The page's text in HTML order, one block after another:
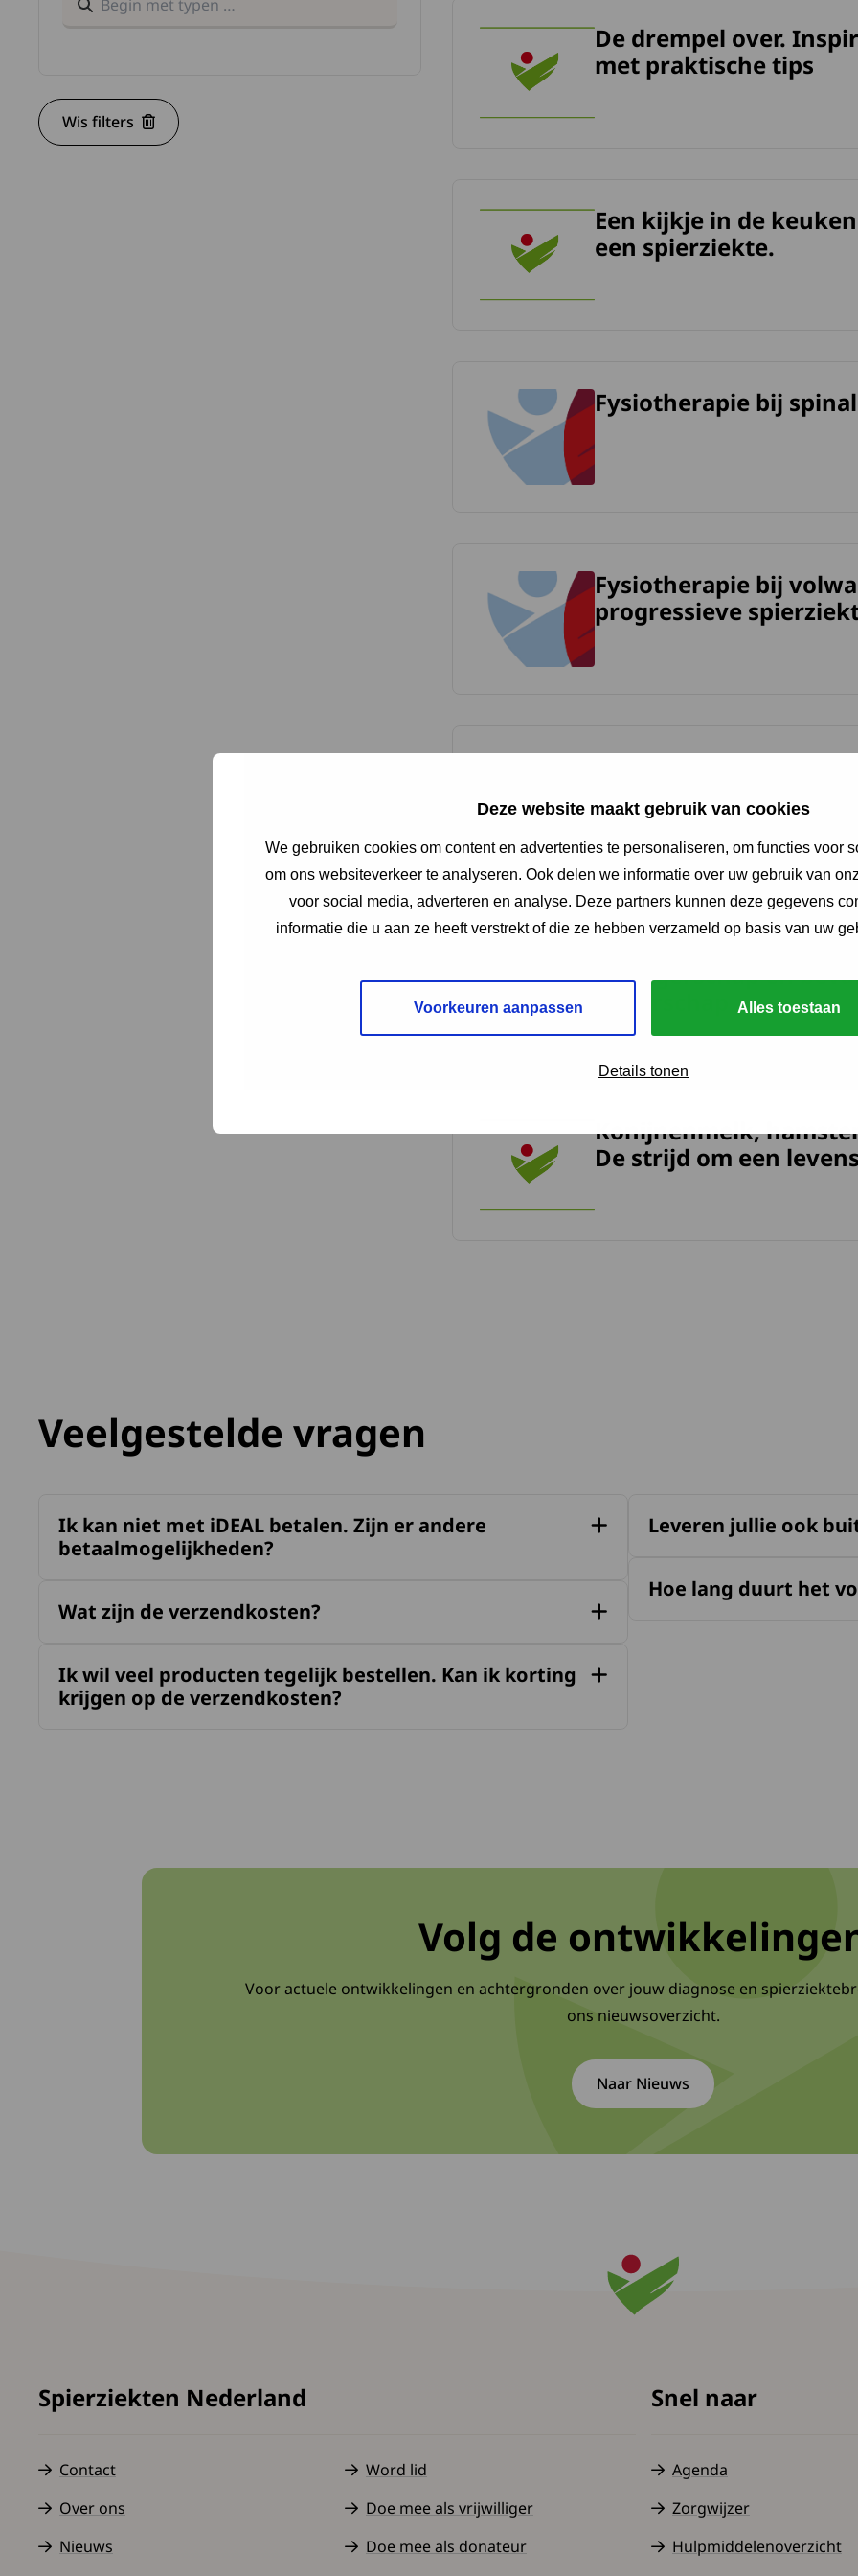
Deze website maakt gebruik van cookies
We gebruiken cookies om content en advertenties te personaliseren, om functies voor
om ons websiteverkeer te analyseren. Ook delen we informatie over uw gebruik van
voor social media, adverteren en analyse. Deze partners kunnen deze gegevens
informatie die u aan ze heeft verstrekt of die ze hebben verzameld op basis van uw
Voorkeuren aanpassen Alles toestaan
Details tonen
Wis filters
De drempel over.
met praktische tips
Lees meer over De drempel over. Inspirerende
Een kijkje in de
een spierziekte.
Lees meer over Een kijkje in de keuken. Lekker koken en eten
Fysiotherapie bij
Lees meer over Fysiotherapie bij spinale musculaire atrofie.
Fysiotherapie bij
progressieve
Lees meer over Fysiotherapie bij volwassenen met een
Kinderwens bij een
zwangerschap en
Lees meer over Kinderwens bij een spierziekte. Informatie
Konijnenmelk,
De strijd om een
Lees meer over Konijnenmelk, hamstercellen & zingende
Veelgestelde vragen
Ik kan niet met iDEAL betalen. Zijn er andere
betaalmogelijkheden?
Wat zijn de verzendkosten?
Ik wil veel producten tegelijk bestellen. Kan ik korting
krijgen op de verzendkosten?
Leveren jullie ook
Hoe lang duurt het
Volg de
Voor actuele ontwikkelingen en achtergronden over jouw diagnose en
ons nieuwsoverzicht.
Naar Nieuws
Spierziekten Nederland
Contact
Over ons
Nieuws
Word lid
Doe mee als vrijwilliger
Doe mee als donateur
Snel naar
Agenda
Zorgwijzer
Hulpmiddelenoverzicht